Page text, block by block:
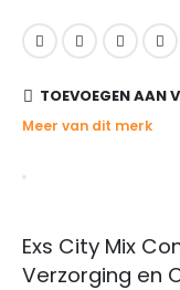
TOEVOEGEN AAN
Meer van dit merk
Exs City Mix
Verzorging en